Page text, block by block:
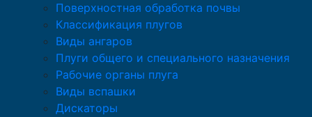
Поверхностная обработка почвы
Классификация плугов
Виды ангаров
Плуги общего и специального назначения
Рабочие органы плуга
Виды вспашки
Дискаторы